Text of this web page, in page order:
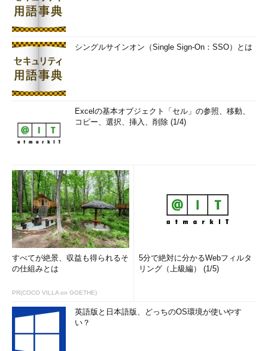
シングルサインオン（Single Sign-On：SSO）とは
Excelの基本オブジェクト「セル」の参照、移動、
コピー、選択、挿入、削除 (1/4)
すべてが絶景、収益も得られるそ
の仕組みとは
PR(COCO VILLA on GOETHE)
5分で絶対に分かるWebフィルタ
リング（上級編） (1/5)
英語版と日本語版、どっちのOS環境が使いやす
い？